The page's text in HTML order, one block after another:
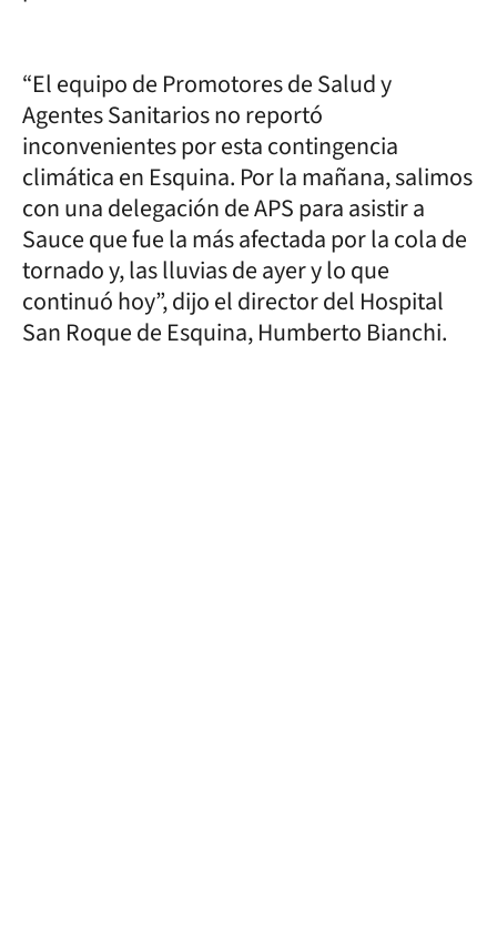
“El equipo de Promotores de Salud y
Agentes Sanitarios no reportó
inconvenientes por esta contingencia
climática en Esquina. Por la mañana, salimos
con una delegación de APS para asistir a
Sauce que fue la más afectada por la cola de
tornado y, las lluvias de ayer y lo que
continuó hoy”, dijo el director del Hospital
San Roque de Esquina, Humberto Bianchi.